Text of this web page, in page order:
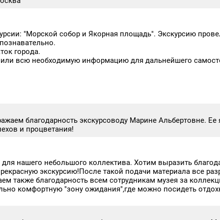
"Морской собор и Якорная площадь". Экскурсию
города.
всю необходимую информацию для дальнейшего
благодарность экскурсоводу Марине Альбертовне.
и процветания!
нашего небольшого коллектива. Хотим выразить
экскурсию!После такой подачи материала все
также благодарность всем сотрудникам музея за
комфортную "зону ожидания",где можно посидеть